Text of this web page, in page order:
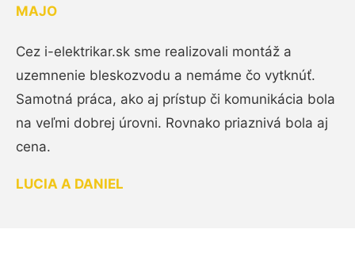
MAJO
Cez i-elektrikar.sk sme realizovali montáž a
uzemnenie bleskozvodu a nemáme čo vytknúť.
Samotná práca, ako aj prístup či komunikácia bola
na veľmi dobrej úrovni. Rovnako priaznivá bola aj
cena.
LUCIA A DANIEL